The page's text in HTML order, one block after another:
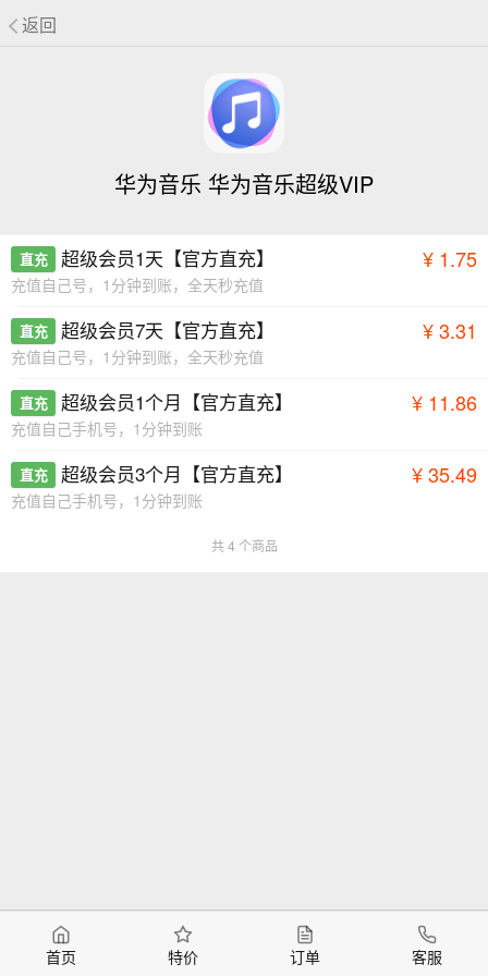
返回
华为音乐 华为音乐超级VIP
直充 超级会员1天【官方直充】 ¥ 1.75
充值自己号，1分钟到账，全天秒充值
直充 超级会员7天【官方直充】 ¥ 3.31
充值自己号，1分钟到账，全天秒充值
直充 超级会员1个月【官方直充】 ¥ 11.86
充值自己手机号，1分钟到账
直充 超级会员3个月【官方直充】 ¥ 35.49
充值自己手机号，1分钟到账
共 4 个商品
首页 特价 订单 客服